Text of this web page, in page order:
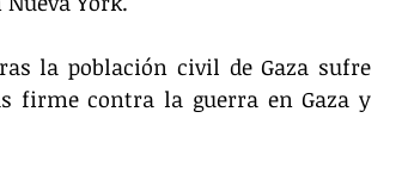
la población civil de Gaza sufre
firme contra la guerra en Gaza y